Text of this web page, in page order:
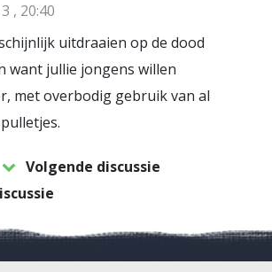
, 20:40
uitdraaien op de dood
want jullie jongens willen
met overbodig gebruik van al
Volgende discussie